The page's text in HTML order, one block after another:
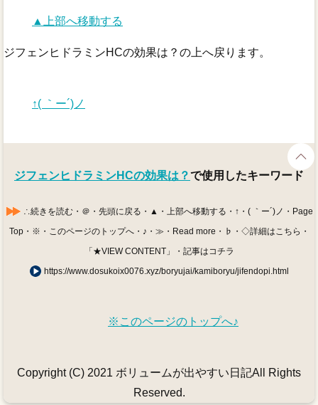
▲上部へ移動する
ジフェンヒドラミンHCの効果は？の上へ戻ります。
↑( ｀ー´)ノ
ジフェンヒドラミンHCの効果は？で使用したキーワード
∴続きを読む・＠・先頭に戻る・▲・上部へ移動する・↑・( ｀ー´)ノ・Page
Top・※・このページのトップへ・♪・≫・Read more・♭・◇詳細はこちら・
「★VIEW CONTENT」・記事はコチラ
https://www.dosukoix0076.xyz/boryujai/kamiboryu/jifendopi.html
※このページのトップへ♪
Copyright (C) 2021 ボリュームが出やすい日記All Rights
Reserved.